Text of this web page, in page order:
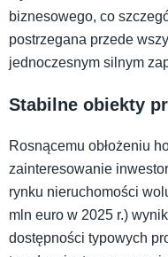
biznesowego, co
postrzegana przede
jednoczesnym silnym
Stabilne obiekty
Rosnącemu obłożeniu
zainteresowanie
rynku nieruchomości
mln euro w 2025 r.)
dostępności typowych